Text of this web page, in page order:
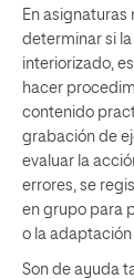
En asignaturas
determinar si
interiorizado,
hacer
contenido
grabación de
evaluar la
errores, se
en grupo para
o la
Son de ayuda